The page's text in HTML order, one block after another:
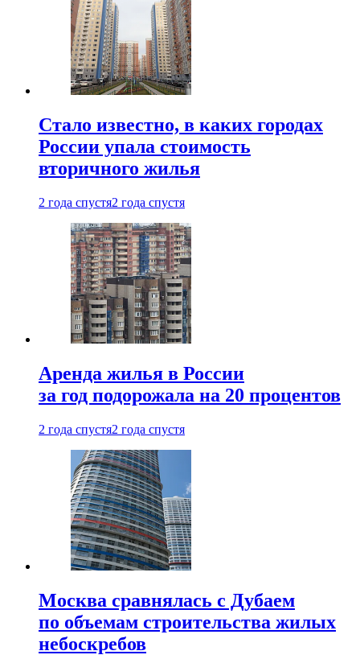
Стало известно, в каких городах
России упала стоимость
вторичного жилья
2 года спустя2 года спустя
Аренда жилья в России
за год подорожала на 20 процентов
2 года спустя2 года спустя
Москва сравнялась с Дубаем
по объемам строительства жилых
небоскребов